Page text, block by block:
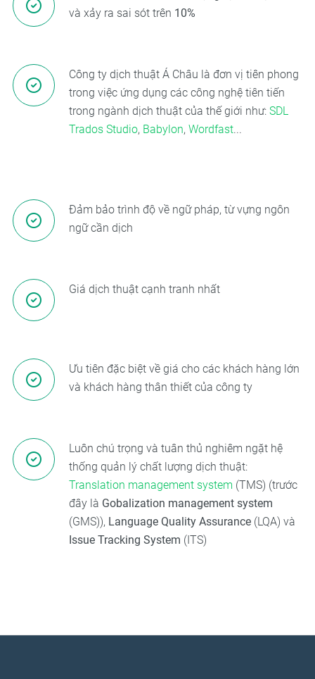
và xảy ra sai sót trên 10%
Công ty dịch thuật Á Châu là đơn vị tiên phong
trong việc ứng dụng các công nghệ tiên tiến
trong ngành dịch thuật của thế giới như: SDL
Trados Studio, Babylon, Wordfast...
Đảm bảo trình độ về ngữ pháp, từ vựng ngôn
ngữ cần dịch
Giá dịch thuật cạnh tranh nhất
Ưu tiên đặc biệt về giá cho các khách hàng lớn
và khách hàng thân thiết của công ty
Luôn chú trọng và tuân thủ nghiêm ngặt hệ
thống quản lý chất lượng dịch thuật:
Translation management system (TMS) (trước
đây là Gobalization management system
(GMS)), Language Quality Assurance(LQA) và
Issue Tracking System (ITS)